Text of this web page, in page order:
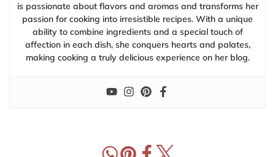
is passionate about flavors and aromas and transforms her
passion for cooking into irresistible recipes. With a unique
ability to combine ingredients and a special touch of
affection in each dish, she conquers hearts and palates,
making cooking a truly delicious experience on her blog.